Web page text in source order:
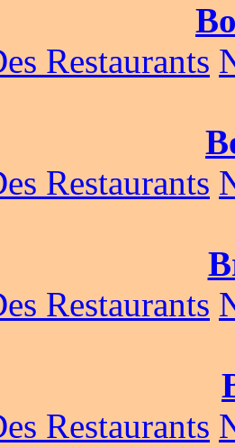
Restaurants
Restaurants
Restaurants
Restaurants